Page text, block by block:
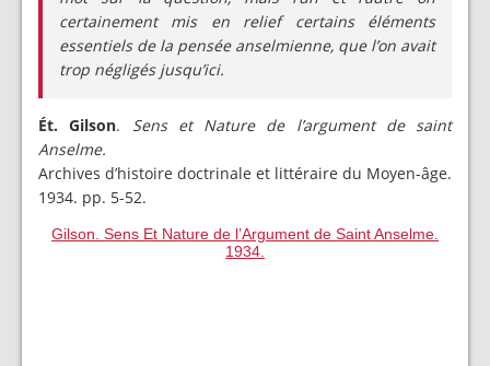
certainement mis en relief certains éléments
essentiels de la pensée anselmienne, que l’on avait
trop négligés jusqu’ici.
Ét. Gilson. Sens et Nature de l’argument de saint
Anselme.
Archives d’histoire doctrinale et littéraire du Moyen-âge.
1934. pp. 5-52.
Gilson. Sens Et Nature de l’Argument de Saint Anselme.
1934.